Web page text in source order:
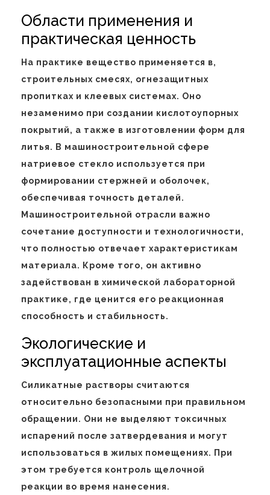
Области применения и
практическая ценность
На практике вещество применяется в,
строительных смесях, огнезащитных
пропитках и клеевых системах. Оно
незаменимо при создании кислотоупорных
покрытий, а также в изготовлении форм для
литья. В машиностроительной сфере
натриевое стекло используется при
формировании стержней и оболочек,
обеспечивая точность деталей.
Машиностроительной отрасли важно
сочетание доступности и технологичности,
что полностью отвечает характеристикам
материала. Кроме того, он активно
задействован в химической лабораторной
практике, где ценится его реакционная
способность и стабильность.
Экологические и
эксплуатационные аспекты
Силикатные растворы считаются
относительно безопасными при правильном
обращении. Они не выделяют токсичных
испарений после затвердевания и могут
использоваться в жилых помещениях. При
этом требуется контроль щелочной
реакции во время нанесения.